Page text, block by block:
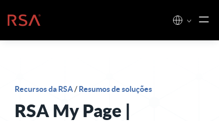
Início
Recursos da RSA/Resumos de soluções
RSA My Page |